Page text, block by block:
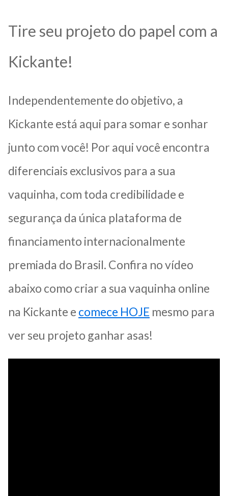
Tire seu projeto do papel com a
Kickante!
Independentemente do objetivo, a
Kickante está aqui para somar e sonhar
junto com você! Por aqui você encontra
diferenciais exclusivos para a sua
vaquinha, com toda credibilidade e
segurança da única plataforma de
financiamento internacionalmente
premiada do Brasil. Confira no vídeo
abaixo como criar a sua vaquinha online
na Kickante e comece HOJE mesmo para
ver seu projeto ganhar asas!